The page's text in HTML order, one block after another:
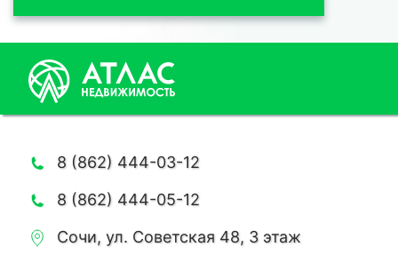
8 (862) 444-03-12
8 (862) 444-05-12
Сочи, ул. Советская 48, 3 этаж